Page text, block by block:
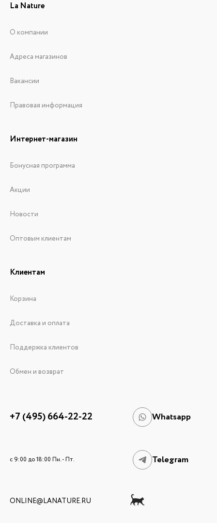
La Nature
О компании
Адреса магазинов
Вакансии
Правовая информация
Интернет-магазин
Бонусная программа
Акции
Новости
Оптовым клиентам
Клиентам
Корзина
Доставка и оплата
Поддержка клиентов
Обмен и возврат
+7 (495) 664-22-22 Whatsapp
c 9:00 до 18:00 Пн. - Пт. Telegram
ONLINE@LANATURE.RU